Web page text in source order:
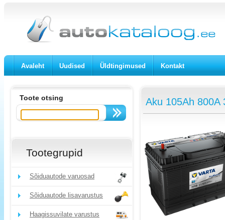
Avaleht Uudised Üldtingimused Kontakt
Toote otsing
Tootegrupid
Sõiduautode varuosad
Sõiduautode lisavarustus
Haagissuvilate varustus
Aku 105Ah 800A